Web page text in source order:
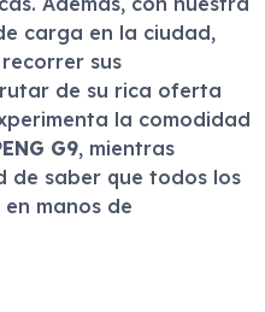
carga en la ciudad,
sus
de su rica oferta
la comodidad
G9, mientras
de saber que todos los
manos de